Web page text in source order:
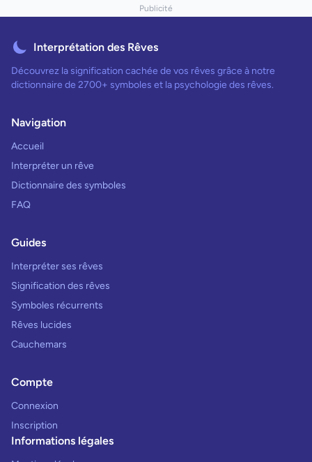
Publicité
Interprétation des Rêves
Découvrez la signification cachée de vos rêves grâce à notre
dictionnaire de 2700+ symboles et la psychologie des rêves.
Navigation
Accueil
Interpréter un rêve
Dictionnaire des symboles
FAQ
Guides
Interpréter ses rêves
Signification des rêves
Symboles récurrents
Rêves lucides
Cauchemars
Compte
Connexion
Inscription
Informations légales